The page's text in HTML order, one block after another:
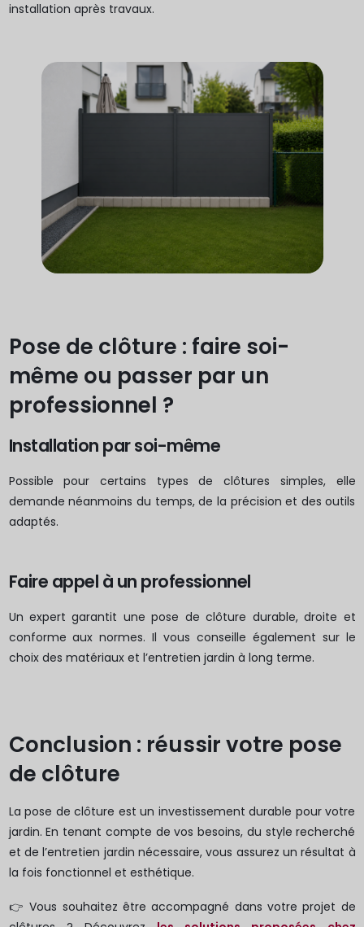
installation après travaux.
Pose de clôture : faire soi-
même ou passer par un
professionnel ?
Installation par soi-même
Possible pour certains types de clôtures simples, elle
demande néanmoins du temps, de la précision et des outils
adaptés.
Faire appel à un professionnel
Un expert garantit une pose de clôture durable, droite et
conforme aux normes. Il vous conseille également sur le
choix des matériaux et l’entretien jardin à long terme.
Conclusion : réussir votre pose
de clôture
La pose de clôture est un investissement durable pour votre
jardin. En tenant compte de vos besoins, du style recherché
et de l’entretien jardin nécessaire, vous assurez un résultat à
la fois fonctionnel et esthétique.
👉 Vous souhaitez être accompagné dans votre projet de